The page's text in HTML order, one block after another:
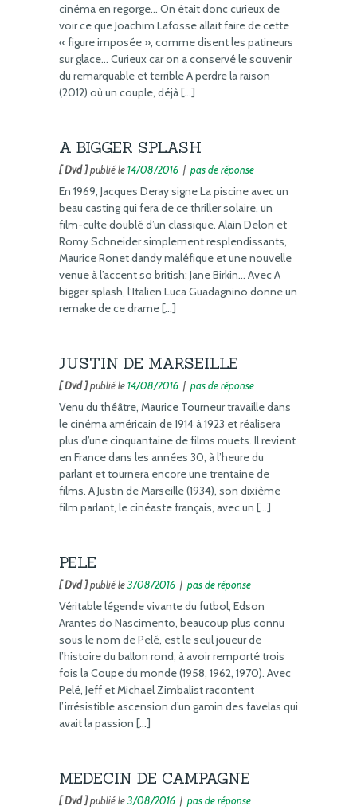
cinéma en regorge… On était donc curieux de
voir ce que Joachim Lafosse allait faire de cette
« figure imposée », comme disent les patineurs
sur glace… Curieux car on a conservé le souvenir
du remarquable et terrible A perdre la raison
(2012) où un couple, déjà […]
A BIGGER SPLASH
[ Dvd ]publié le14/08/2016 | pas de réponse
En 1969, Jacques Deray signe La piscine avec un
beau casting qui fera de ce thriller solaire, un
film-culte doublé d’un classique. Alain Delon et
Romy Schneider simplement resplendissants,
Maurice Ronet dandy maléfique et une nouvelle
venue à l’accent so british: Jane Birkin… Avec A
bigger splash, l’Italien Luca Guadagnino donne un
remake de ce drame […]
JUSTIN DE MARSEILLE
[ Dvd ]publié le14/08/2016 | pas de réponse
Venu du théâtre, Maurice Tourneur travaille dans
le cinéma américain de 1914 à 1923 et réalisera
plus d’une cinquantaine de films muets. Il revient
en France dans les années 30, à l’heure du
parlant et tournera encore une trentaine de
films. A Justin de Marseille (1934), son dixième
film parlant, le cinéaste français, avec un […]
PELE
[ Dvd ]publié le3/08/2016 | pas de réponse
Véritable légende vivante du futbol, Edson
Arantes do Nascimento, beaucoup plus connu
sous le nom de Pelé, est le seul joueur de
l’histoire du ballon rond, à avoir remporté trois
fois la Coupe du monde (1958, 1962, 1970). Avec
Pelé, Jeff et Michael Zimbalist racontent
l’irrésistible ascension d’un gamin des favelas qui
avait la passion […]
MEDECIN DE CAMPAGNE
[ Dvd ]publié le3/08/2016 | pas de réponse